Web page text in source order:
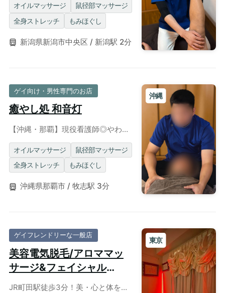
コンディショニング◎個室完備
オイルマッサージ
鼠径部マッサージ
全身ストレッチ
もみほぐし
新潟県新潟市中央区 / 新潟駅 2分
沖縄
ゲイ向け・男性専門のお店
癒やし処 和音灯
【沖縄・那覇】現役看護師◎やわら
ーション◎個室・出張対応可
オイルマッサージ
鼠径部マッサージ
全身ストレッチ
もみほぐし
沖縄県那覇市 / 牧志駅 3分
東京
ゲイフレンドリーな一般店
美容電気脱毛/アロママッ
サージ&フェイシャル
Giulio《ジュリオ》
JR町田駅徒歩3分！美・心と体を整